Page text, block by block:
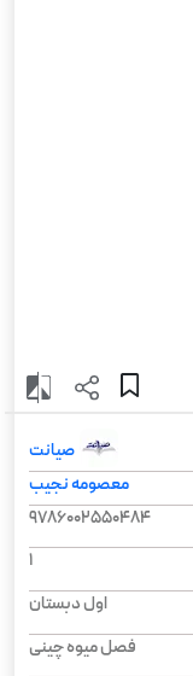
صیانت
معصومه نجیب
9786002550484
1
اول دبستان
فصل میوه چینی